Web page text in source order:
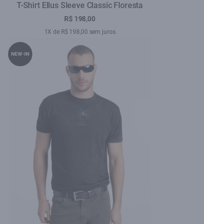
T-Shirt Ellus Sleeve Classic Floresta
R$ 198,00
1X de R$ 198,00 sem juros
NEW-IN